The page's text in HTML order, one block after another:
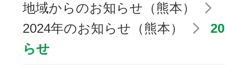
地域からのお知らせ（熊本）
2024年のお知らせ（熊本）
らせ